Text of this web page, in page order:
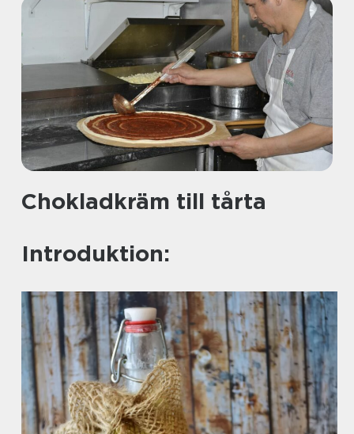
Chokladkräm till tårta
Introduktion: